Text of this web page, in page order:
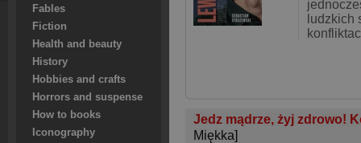
Fables
Fiction
Health and beauty
History
Hobbies and crafts
Horrors and suspense
How to books
Iconography
ludzkich
Jedz mądrze, żyj zdrowo!
Miękka]